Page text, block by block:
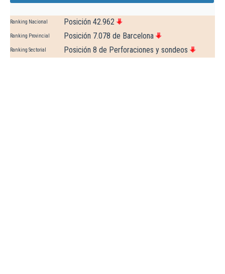
Ranking Nacional Posición 42.962
Ranking Provincial Posición 7.078 de Barcelona
Ranking Sectorial Posición 8 de Perforaciones y sondeos